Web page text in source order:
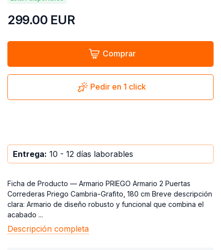
299.00 EUR
Comprar
Pedir en 1 click
Entrega: 10 - 12 días laborables
Ficha de Producto — Armario PRIEGO Armario 2 Puertas
Correderas Priego Cambria-Grafito, 180 cm Breve descripción
clara: Armario de diseño robusto y funcional que combina el
acabado ...
Descripción completa